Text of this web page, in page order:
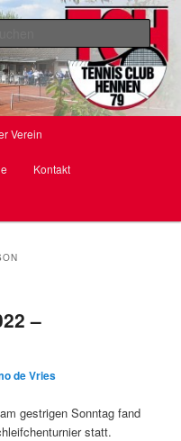
Verein
Kontakt
–
de Vries
gestrigen Sonntag fand
statt.